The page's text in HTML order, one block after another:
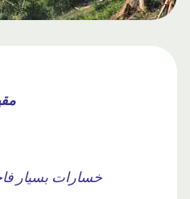
خسارات بسیار